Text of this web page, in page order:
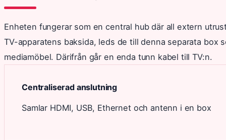
Enheten fungerar som en central hub där all extern
TV-apparatens baksida, leds de till denna separata box
mediamöbel. Därifrån går en enda tunn kabel till TV:n.
Centraliserad anslutning
Samlar HDMI, USB, Ethernet och antenn i en box